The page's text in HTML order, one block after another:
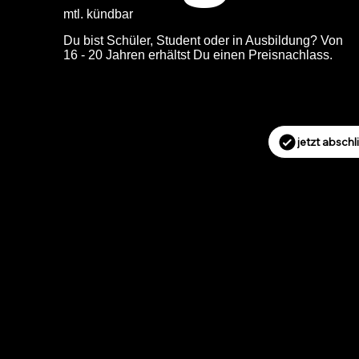
mtl. kündbar
Du bist Schüler, Student oder in Ausbildung? Von
16 - 20 Jahren erhältst Du einen Preisnachlass.
jetzt